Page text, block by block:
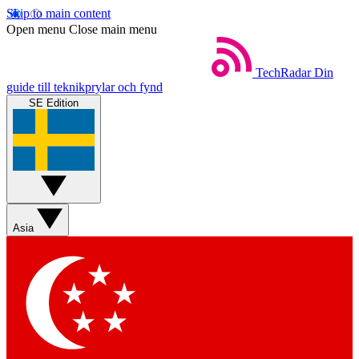
Skip to main content
Open menu Close main menu
TechRadar Din
guide till teknikprylar och fynd
SE Edition
Asia